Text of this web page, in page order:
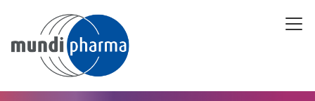
content
Open